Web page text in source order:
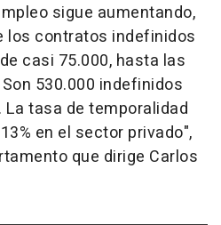
sigue aumentando,
los contratos indefinidos
casi 75.000, hasta las
530.000 indefinidos
tasa de temporalidad
en el sector privado",
que dirige Carlos